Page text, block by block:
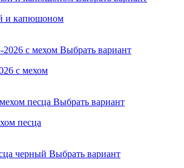
и капюшоном
Выбрать вариант
с мехом
Выбрать вариант
песца
Выбрать вариант